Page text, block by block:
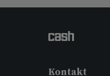
Kontakt